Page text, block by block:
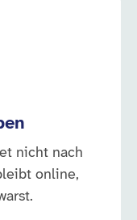
nicht nach
online,